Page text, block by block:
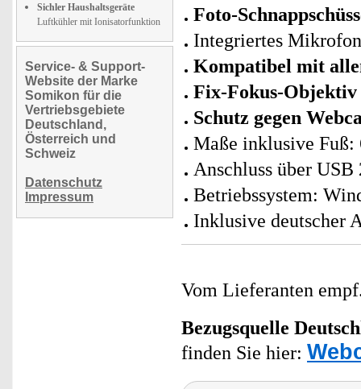
Sichler Haushaltsgeräte
Luftkühler mit Ionisatorfunktion
Service- & Support-
Website der Marke
Somikon für die
Vertriebsgebiete
Deutschland,
Österreich und
Schweiz
Datenschutz
Impressum
Foto-
Integriertes Mikrofon
Kompatibel mit
Fix-Fokus-Objektiv
Schutz gegen
Maße inklusive Fuß:
Anschluss über
Betriebssystem:
Inklusive deutscher
Vom Lieferanten
Bezugsquelle
finden Sie hier: